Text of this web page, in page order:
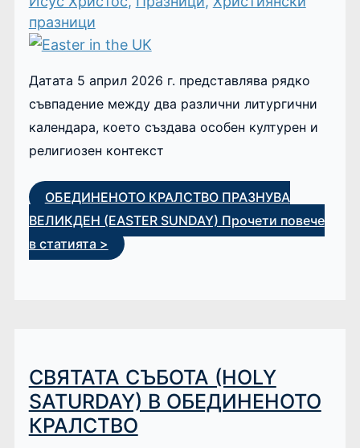
празници
Датата 5 април 2026 г. представлява рядко
съвпадение между два различни литургични
календара, което създава особен културен и
религиозен контекст
ОБЕДИНЕНОТО КРАЛСТВО ПРАЗНУВА
ВЕЛИКДЕН (EASTER SUNDAY) Прочети повече
в статията >
СВЯТАТА СЪБОТА (HOLY
SATURDAY) В ОБЕДИНЕНОТО
КРАЛСТВО